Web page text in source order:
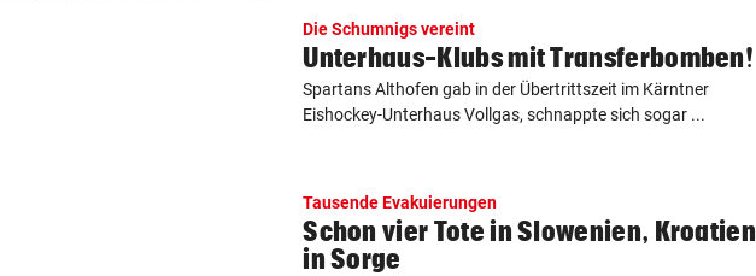
Die Schumnigs vereint
Unterhaus-Klubs mit Transferbomben!
Spartans Althofen gab in der Übertrittszeit im Kärntner
Eishockey-Unterhaus Vollgas, schnappte sich sogar ...
Tausende Evakuierungen
Schon vier Tote in Slowenien, Kroatien
in Sorge